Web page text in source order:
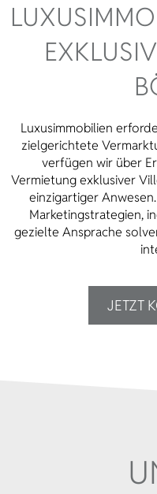
Luxusimmobilien
zielgerichtete
verfügen wir über
Vermietung exklusiver
einzigartiger
Marketingstrategien,
gezielte Ansprache
JETZT